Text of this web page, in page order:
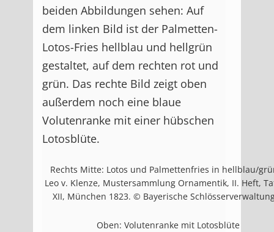
beiden Abbildungen sehen: Auf
dem linken Bild ist der Palmetten-
Lotos-Fries hellblau und hellgrün
gestaltet, auf dem rechten rot und
grün. Das rechte Bild zeigt oben
außerdem noch eine blaue
Volutenranke mit einer hübschen
Lotosblüte.
Rechts Mitte: Lotos und Palmettenfries in hellblau/
Leo v. Klenze, Mustersammlung Ornamentik, II. Heft,
XII, München 1823. © Bayerische
Oben: Volutenranke mit Lotosblüte